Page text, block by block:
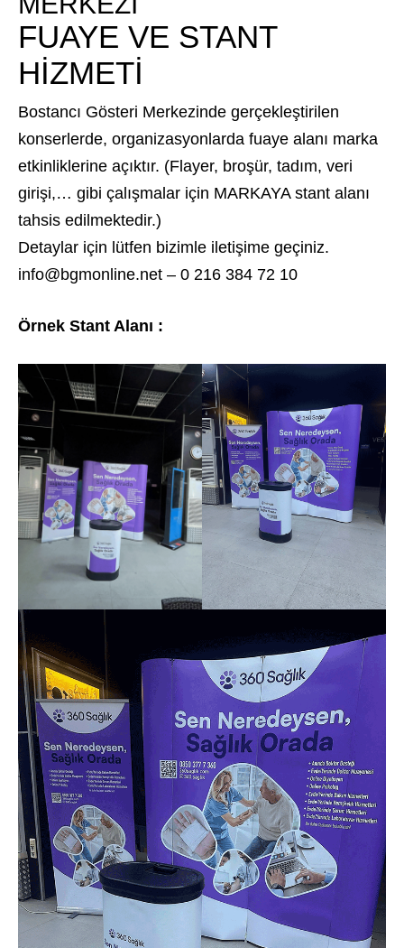
FUAYE VE STANT
HİZMETİ
Bostancı Gösteri Merkezinde gerçekleştirilen
konserlerde, organizasyonlarda fuaye alanı marka
etkinliklerine açıktır. (Flayer, broşür, tadım, veri
girişi,… gibi çalışmalar için MARKAYA stant alanı
tahsis edilmektedir.)
Detaylar için lütfen bizimle iletişime geçiniz.
info@bgmonline.net – 0 216 384 72 10
Örnek Stant Alanı :